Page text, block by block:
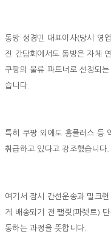
동방 성경민 대표이사(당시 영
진 간담회에서도 동방은 자체
쿠팡의 물류 파트너로 선정되
습니다.
특히 쿠팡 외에도 홈플러스 등
취급하고 있다고 강조했습니다.
여기서 잠시 간선운송과 밀크
게 배송되기 전 팰릿(파렛트)
동하는 과정을 뜻합니다.